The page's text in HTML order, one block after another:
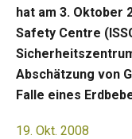
hat am 3. Oktober
Safety Centre
Abschätzung von
Falle eines
19. Okt. 2008